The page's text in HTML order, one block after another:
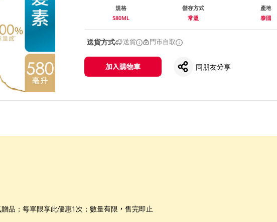
規格
580ML
儲存方式
常溫
產地
泰國
送貨方式 送貨 門市自取
加入購物車 同朋友分享
品；每單限享此優惠1次；數量有限，售完即止